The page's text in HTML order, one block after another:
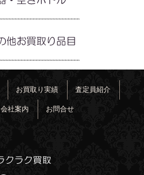
お買取り実績 査定員紹介
会社案内 お問合せ